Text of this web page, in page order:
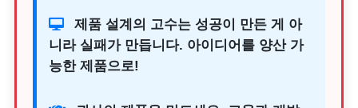
제품 설계의 고수는 성공이 만든 게 아
니라 실패가 만듭니다. 아이디어를 양산 가
능한 제품으로!